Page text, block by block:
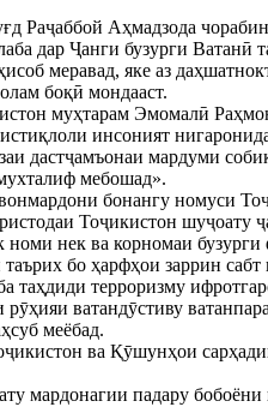
Раҷаббой Аҳмадзода
дар Ҷанги бузурги Ватанӣ
меравад, яке аз
боқӣ мондааст.
муҳтарам Эмомалӣ
инсоният
дастҷамъонаи мардуми
мебошад».
бонангу номуси
Тоҷикистон шуҷоату
нек ва корномаи
бо ҳарфҳои заррин
таҳдиди терроризму
ватандӯстиву
меёбад.
ва Қӯшунҳои
мардонагии падару бобоёни